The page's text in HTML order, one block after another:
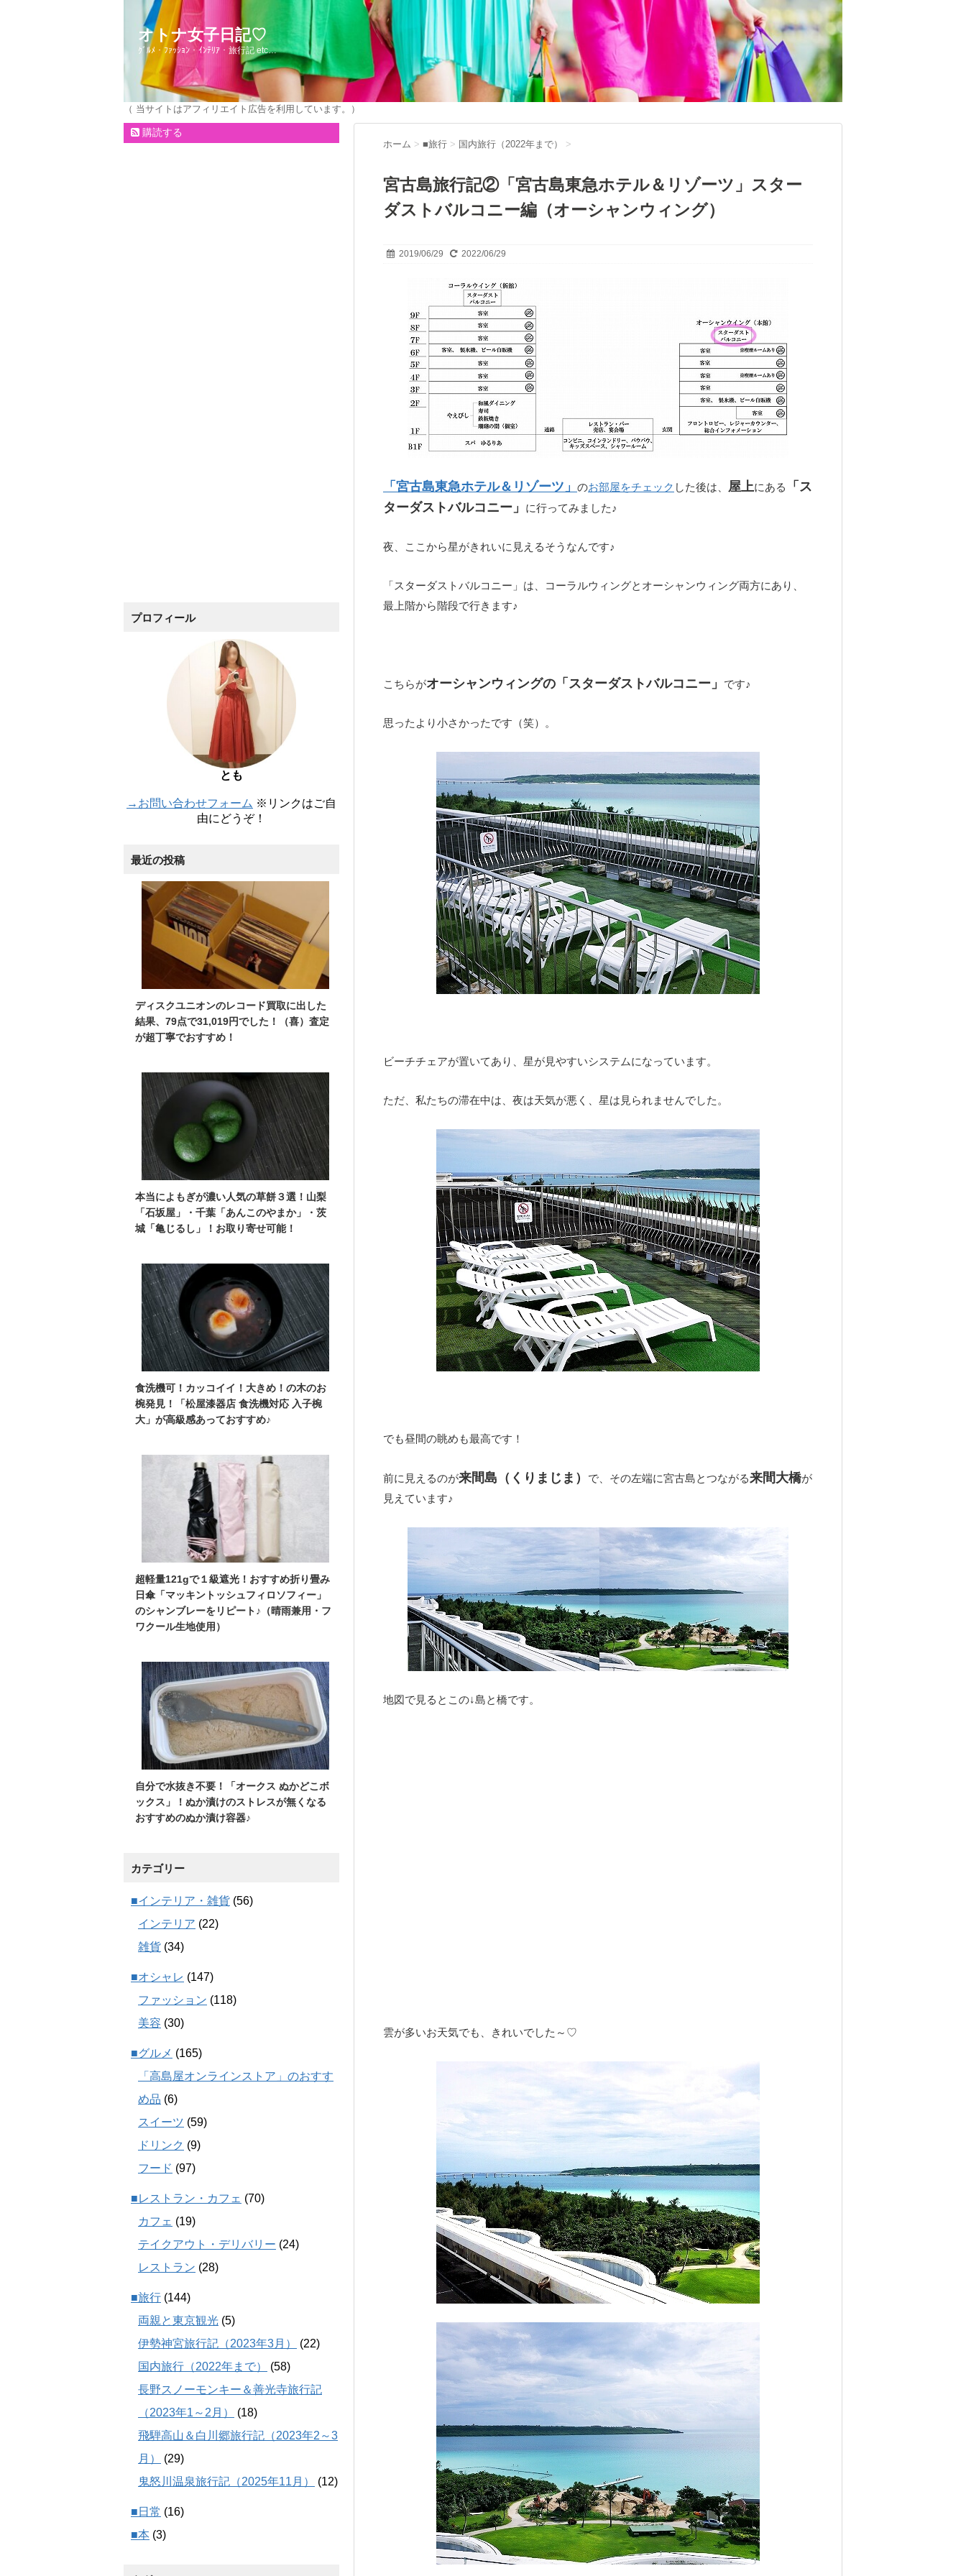
オトナ女子日記♡
ｸﾞﾙﾒ・ﾌｧｯｼｮﾝ・ｲﾝﾃﾘｱ・旅行記 etc…
（ 当サイトはアフィリエイト広告を利用しています。）
ホーム > ■旅行 > 国内旅行（2022年まで） >
宮古島旅行記②「宮古島東急ホテル＆リゾーツ」スター
ダストバルコニー編（オーシャンウィング）
2019/06/29 2022/06/29
「宮古島東急ホテル＆リゾーツ」 のお部屋をチェック した後は、 屋上にある
「ス
ターダストバルコニー」
に行ってみました♪
夜、ここから星がきれいに見えるそうなんです♪
「スターダストバルコニー」は、コーラルウィングとオーシャンウィング両方にあり、
最上階から階段で行きます♪
こちらがオーシャンウィングの「スターダストバルコニー」 です♪
思ったより小さかったです（笑）。
ビーチチェアが置いてあり、星が見やすいシステムになっています。
ただ、私たちの滞在中は、夜は天気が悪く、星は見られませんでした。
でも昼間の眺めも最高です！
前に見えるのが来間島（くりまじま） で、その左端に宮古島とつながる来間大橋が
見えています♪
地図で見るとこの↓島と橋です。
雲が多いお天気でも、きれいでした～♡
購読する
プロフィール
とも
→お問い合わせフォーム ※リンクはご自
由にどうぞ！
最近の投稿
ディスクユニオンのレコード買取に出した
結果、79点で31,019円でした！（喜）査定
が超丁寧でおすすめ！
本当によもぎが濃い人気の草餅３選！山梨
「石坂屋」・千葉「あんこのやまか」・茨
城「亀じるし」！お取り寄せ可能！
食洗機可！カッコイイ！大きめ！の木のお
椀発見！「松屋漆器店 食洗機対応 入子椀
大」が高級感あっておすすめ♪
超軽量121gで１級遮光！おすすめ折り畳み
日傘「マッキントッシュフィロソフィー」
のシャンブレーをリピート♪（晴雨兼用・フ
ワクール生地使用）
自分で水抜き不要！「オークス ぬかどこボ
ックス」！ぬか漬けのストレスが無くなる
おすすめのぬか漬け容器♪
カテゴリー
■インテリア・雑貨 (56)
インテリア (22)
雑貨 (34)
■オシャレ (147)
ファッション (118)
美容 (30)
■グルメ (165)
「高島屋オンラインストア」のおすす
め品 (6)
スイーツ (59)
ドリンク (9)
フード (97)
■レストラン・カフェ (70)
カフェ (19)
テイクアウト・デリバリー (24)
レストラン (28)
■旅行 (144)
両親と東京観光 (5)
伊勢神宮旅行記（2023年3月）
(22)
国内旅行（2022年まで）
(58)
長野スノーモンキー＆善光寺旅行記
（2023年1～2月）
(18)
飛騨高山＆白川郷旅行記（2023年2～3
月）
(29)
鬼怒川温泉旅行記（2025年11月）
(12)
■日常 (16)
■本 (3)